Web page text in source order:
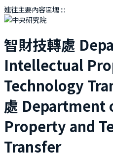
連往主要內容區塊:::
智財技轉處
Intellectual
Technology
處 Department
Property and
Transfer